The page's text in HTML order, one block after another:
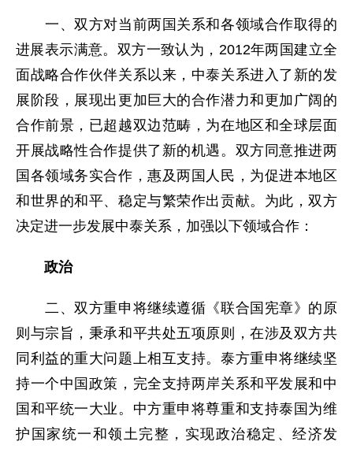
一、双方对当前两国关系和各领域合作取得的
进展表示满意。双方一致认为，2012年两国建立全
面战略合作伙伴关系以来，中泰关系进入了新的发
展阶段，展现出更加巨大的合作潜力和更加广阔的
合作前景，已超越双边范畴，为在地区和全球层面
开展战略性合作提供了新的机遇。双方同意推进两
国各领域务实合作，惠及两国人民，为促进本地区
和世界的和平、稳定与繁荣作出贡献。为此，双方
决定进一步发展中泰关系，加强以下领域合作：
政治
二、双方重申将继续遵循《联合国宪章》的原
则与宗旨，秉承和平共处五项原则，在涉及双方共
同利益的重大问题上相互支持。泰方重申将继续坚
持一个中国政策，完全支持两岸关系和平发展和中
国和平统一大业。中方重申将尊重和支持泰国为维
护国家统一和领土完整，实现政治稳定、经济发